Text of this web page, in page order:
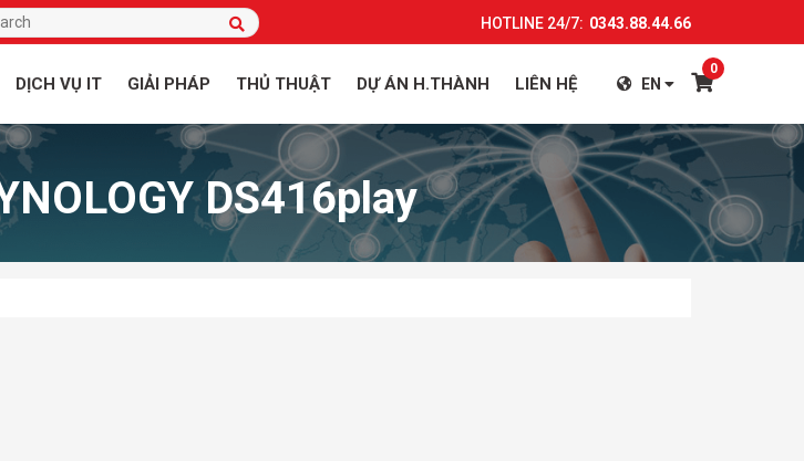
HOTLINE 24/7: 0343.88.44.66
DỊCH VỤ IT GIẢI PHÁP THỦ THUẬT DỰ ÁN H.THÀNH LIÊN HỆ EN
0
DS416play